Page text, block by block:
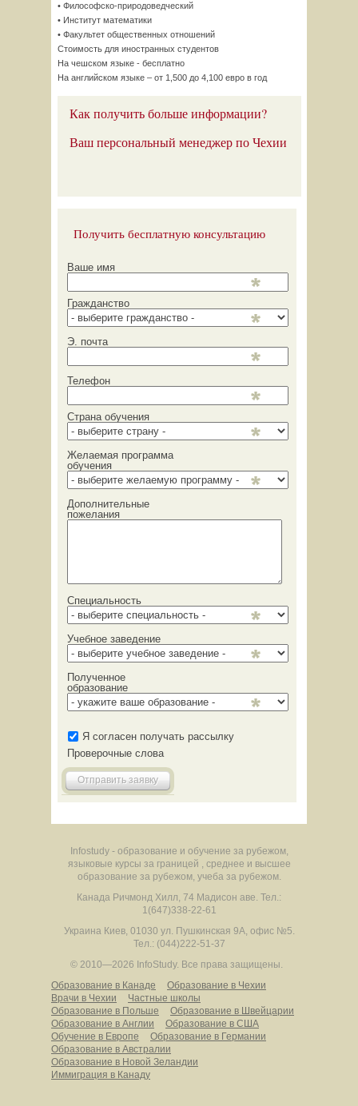
• Философско-природоведческий
• Институт математики
• Факультет общественных отношений
Стоимость для иностранных студентов
На чешском языке - бесплатно
На английском языке – от 1,500 до 4,100 евро в год
Как получить больше информации?
Ваш персональный менеджер по Чехии
Получить бесплатную консультацию
Ваше имя
Гражданство
Э. почта
Телефон
Страна обучения
Желаемая программа
обучения
Дополнительные
пожелания
Специальность
Учебное заведение
Полученное
образование
Я согласен получать рассылку
Проверочные слова
Отправить заявку
Infostudy - образование и обучение за рубежом,
языковые курсы за границей , среднее и высшее
образование за рубежом, учеба за рубежом.
Канада Ричмонд Хилл, 74 Мадисон аве. Тел.:
1(647)338-22-61
Украина Киев, 01030 ул. Пушкинская 9А, офис №5.
Тел.: (044)222-51-37
© 2010—2026 InfoStudy. Все права защищены.
Образование в Канаде
Образование в Чехии
Врачи в Чехии
Частные школы
Образование в Польше
Образование в Швейцарии
Образование в Англии
Образование в США
Обучение в Европе
Образование в Германии
Образование в Австралии
Образование в Новой Зеландии
Иммиграция в Канаду